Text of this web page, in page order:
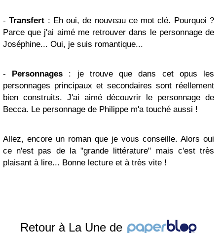
-Transfert : Eh oui, de nouveau ce mot clé. Pourquoi ?
Parce que j'ai aimé me retrouver dans le personnage de
Joséphine... Oui, je suis romantique...
- Personnages : je trouve que dans cet opus les
personnages principaux et secondaires sont réellement
bien construits. J'ai aimé découvrir le personnage de
Becca. Le personnage de Philippe m'a touché aussi !
Allez, encore un roman que je vous conseille. Alors oui
ce n'est pas de la "grande littérature" mais c'est très
plaisant à lire... Bonne lecture et à très vite !
Retour à La Une de